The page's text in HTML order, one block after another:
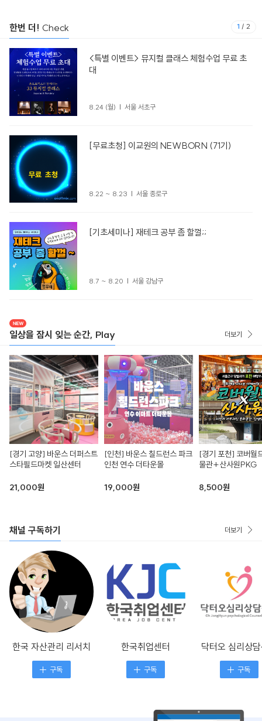
한번 더! Check
<특별 이벤트> 뮤지컬 클래스 체험수업 무료 초
대
8.24 (월) 서울 서초구
[무료초청] 이교원의 NEWBORN (71기)
8.22 ~ 8.23 서울 종로구
[기초세미나] 재테크 공부 좀 할껄;;
8.7 ~ 8.20 서울 강남구
1 / 2
일상을 잠시 잊는 순간, Play 더보기
[경기 고양] 바운스 더퍼스트
스타필드마켓 일산센터
21,000원
[인천] 바운스 칠드런스 파크
인천 연수 더타운몰
19,000원
[경기 포천] 코버월
물관+산사원PKG
8,500원
채널 구독하기 더보기
한국 자산관리 리서치 한국취업센터 닥터오 심리상